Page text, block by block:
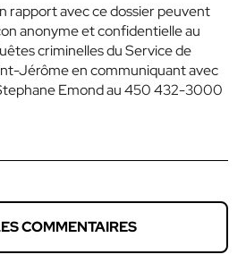
rapport avec ce dossier peuvent
anonyme et confidentielle au
criminelles du Service de
Jérôme en communiquant avec
Emond au 450 432-3000
COMMENTAIRES